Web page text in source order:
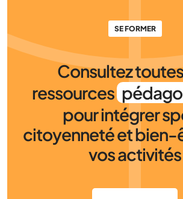
SE FORMER
Consultez
ressources
pour intégrer
citoyenneté et bien-
vos activités